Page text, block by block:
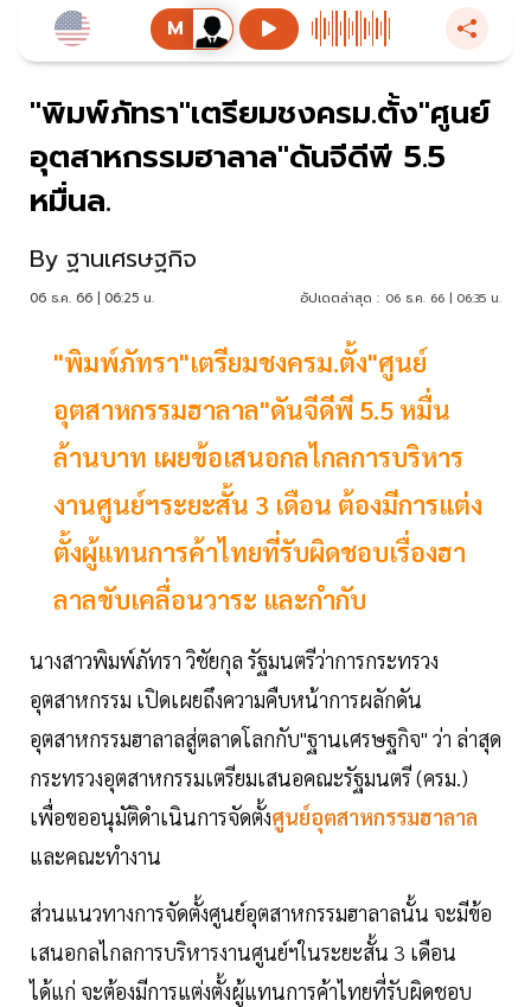
"พิมพ์ภัทรา"เตรียมชงครม.ตั้ง"ศูนย์
อุตสาหกรรมฮาลาล"ดันจีดีพี 5.5
หมื่นล.
By ฐานเศรษฐกิจ
06 ธ.ค. 66 | 06:25 น. อัปเดตล่าสุด : 06 ธ.ค. 66 | 06:35 น.
"พิมพ์ภัทรา"เตรียมชงครม.ตั้ง"ศูนย์
อุตสาหกรรมฮาลาล"ดันจีดีพี 5.5 หมื่น
ล้านบาท เผยข้อเสนอกลไกลการบริหาร
งานศูนย์ฯระยะสั้น 3 เดือน ต้องมีการแต่ง
ตั้งผู้แทนการค้าไทยที่รับผิดชอบเรื่องฮา
ลาลขับเคลื่อนวาระ และกำกับ
นางสาวพิมพ์ภัทรา วิชัยกุล รัฐมนตรีว่าการกระทรวง
อุตสาหกรรม เปิดเผยถึงความคืบหน้าการผลักดัน
อุตสาหกรรมฮาลาลสู่ตลาดโลกกับ"ฐานเศรษฐกิจ" ว่า ล่าสุด
กระทรวงอุตสาหกรรมเตรียมเสนอคณะรัฐมนตรี (ครม.)
เพื่อขออนุมัติดำเนินการจัดตั้งศูนย์อุตสาหกรรมฮาลาล
และคณะทำงาน
ส่วนแนวทางการจัดตั้งศูนย์อุตสาหกรรมฮาลาลนั้น จะมีข้อ
เสนอกลไกลการบริหารงานศูนย์ฯในระยะสั้น 3 เดือน
ได้แก่ จะต้องมีการแต่งตั้งผู้แทนการค้าไทยที่รับผิดชอบ